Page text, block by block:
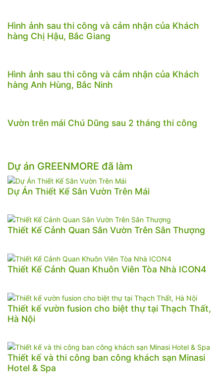
Hình ảnh sau thi công và cảm nhận của Khách
hàng Chị Hậu, Bắc Giang
Hình ảnh sau thi công và cảm nhận của Khách
hàng Anh Hùng, Bắc Ninh
Vườn trên mái Chú Dũng sau 2 tháng thi công
Dự án GREENMORE đã làm
Dự Án Thiết Kế Sân Vườn Trên Mái
Thiết Kế Cảnh Quan Sân Vườn Trên Sân Thượng
Thiết Kế Cảnh Quan Khuôn Viên Tòa Nhà ICON4
Thiết kế vườn fusion cho biệt thự tại Thạch Thất,
Hà Nội
Thiết kế và thi công ban công khách sạn Minasi
Hotel & Spa